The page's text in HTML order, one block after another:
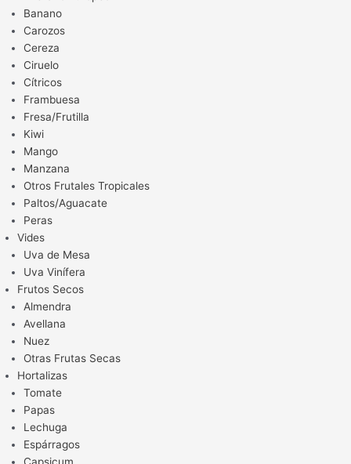
Banano
Carozos
Cereza
Ciruelo
Cítricos
Frambuesa
Fresa/Frutilla
Kiwi
Mango
Manzana
Otros Frutales Tropicales
Paltos/Aguacate
Peras
Vides
Uva de Mesa
Uva Vinífera
Frutos Secos
Almendra
Avellana
Nuez
Otras Frutas Secas
Hortalizas
Tomate
Papas
Lechuga
Espárragos